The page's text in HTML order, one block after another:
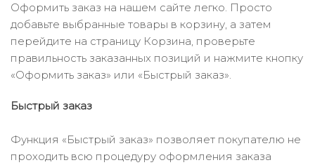
Оформить заказ на нашем сайте легко. Просто
добавьте выбранные товары в корзину, а затем
перейдите на страницу Корзина, проверьте
правильность заказанных позиций и нажмите кнопку
«Оформить заказ» или «Быстрый заказ».
Быстрый заказ
Функция «Быстрый заказ» позволяет покупателю не
проходить всю процедуру оформления заказа